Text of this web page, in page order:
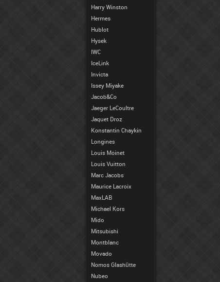
Harry Winston
Hermes
Hublot
Hysek
IWC
IceLink
Invicta
Issey Miyake
Jacob&Co
Jaeger LeCoultre
Jaquet Droz
Konstantin Chaykin
Longines
Louis Moinet
Louis Vuitton
Marc Jacobs
Maurice Lacroix
MaxLAB
Michael Kors
Mido
Mitsubishi
Montblanc
Movado
Nomos Glashütte
Nubeo